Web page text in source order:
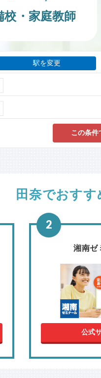
校・家庭教師
駅を変更
この条件
田奈でおす
湘南ゼ
公式